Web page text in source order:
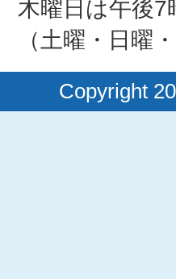
木曜日は午後7
（土曜・日曜
Copyright